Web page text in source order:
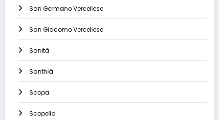
San Germano Vercellese
San Giacomo Vercellese
Sanità
Santhià
Scopa
Scopello